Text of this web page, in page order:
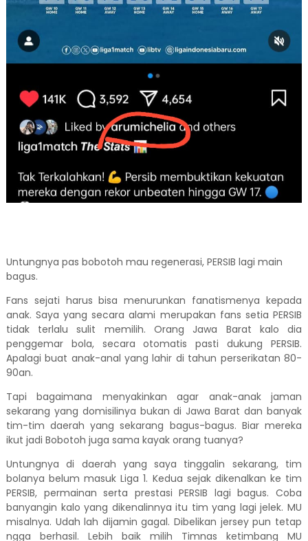
Untungnya pas bobotoh mau regenerasi, PERSIB lagi main
bagus.
Fans sejati harus bisa menurunkan fanatismenya kepada
anak. Saya yang secara alami merupakan fans setia PERSIB
tidak terlalu sulit memilih. Orang Jawa Barat kalo dia
penggemar bola, secara otomatis pasti dukung PERSIB.
Apalagi buat anak-anal yang lahir di tahun perserikatan 80-
90an.
Tapi bagaimana menyakinkan agar anak-anak jaman
sekarang yang domisilinya bukan di Jawa Barat dan banyak
tim-tim daerah yang sekarang bagus-bagus. Biar mereka
ikut jadi Bobotoh juga sama kayak orang tuanya?
Untungnya di daerah yang saya tinggalin sekarang, tim
bolanya belum masuk Liga 1. Kedua sejak dikenalkan ke tim
PERSIB, permainan serta prestasi PERSIB lagi bagus. Coba
banyangin kalo yang dikenalinnya itu tim yang lagi jelek. MU
misalnya. Udah lah dijamin gagal. Dibelikan jersey pun tetap
ngga berhasil. Lebih baik milih Timnas ketimbang MU